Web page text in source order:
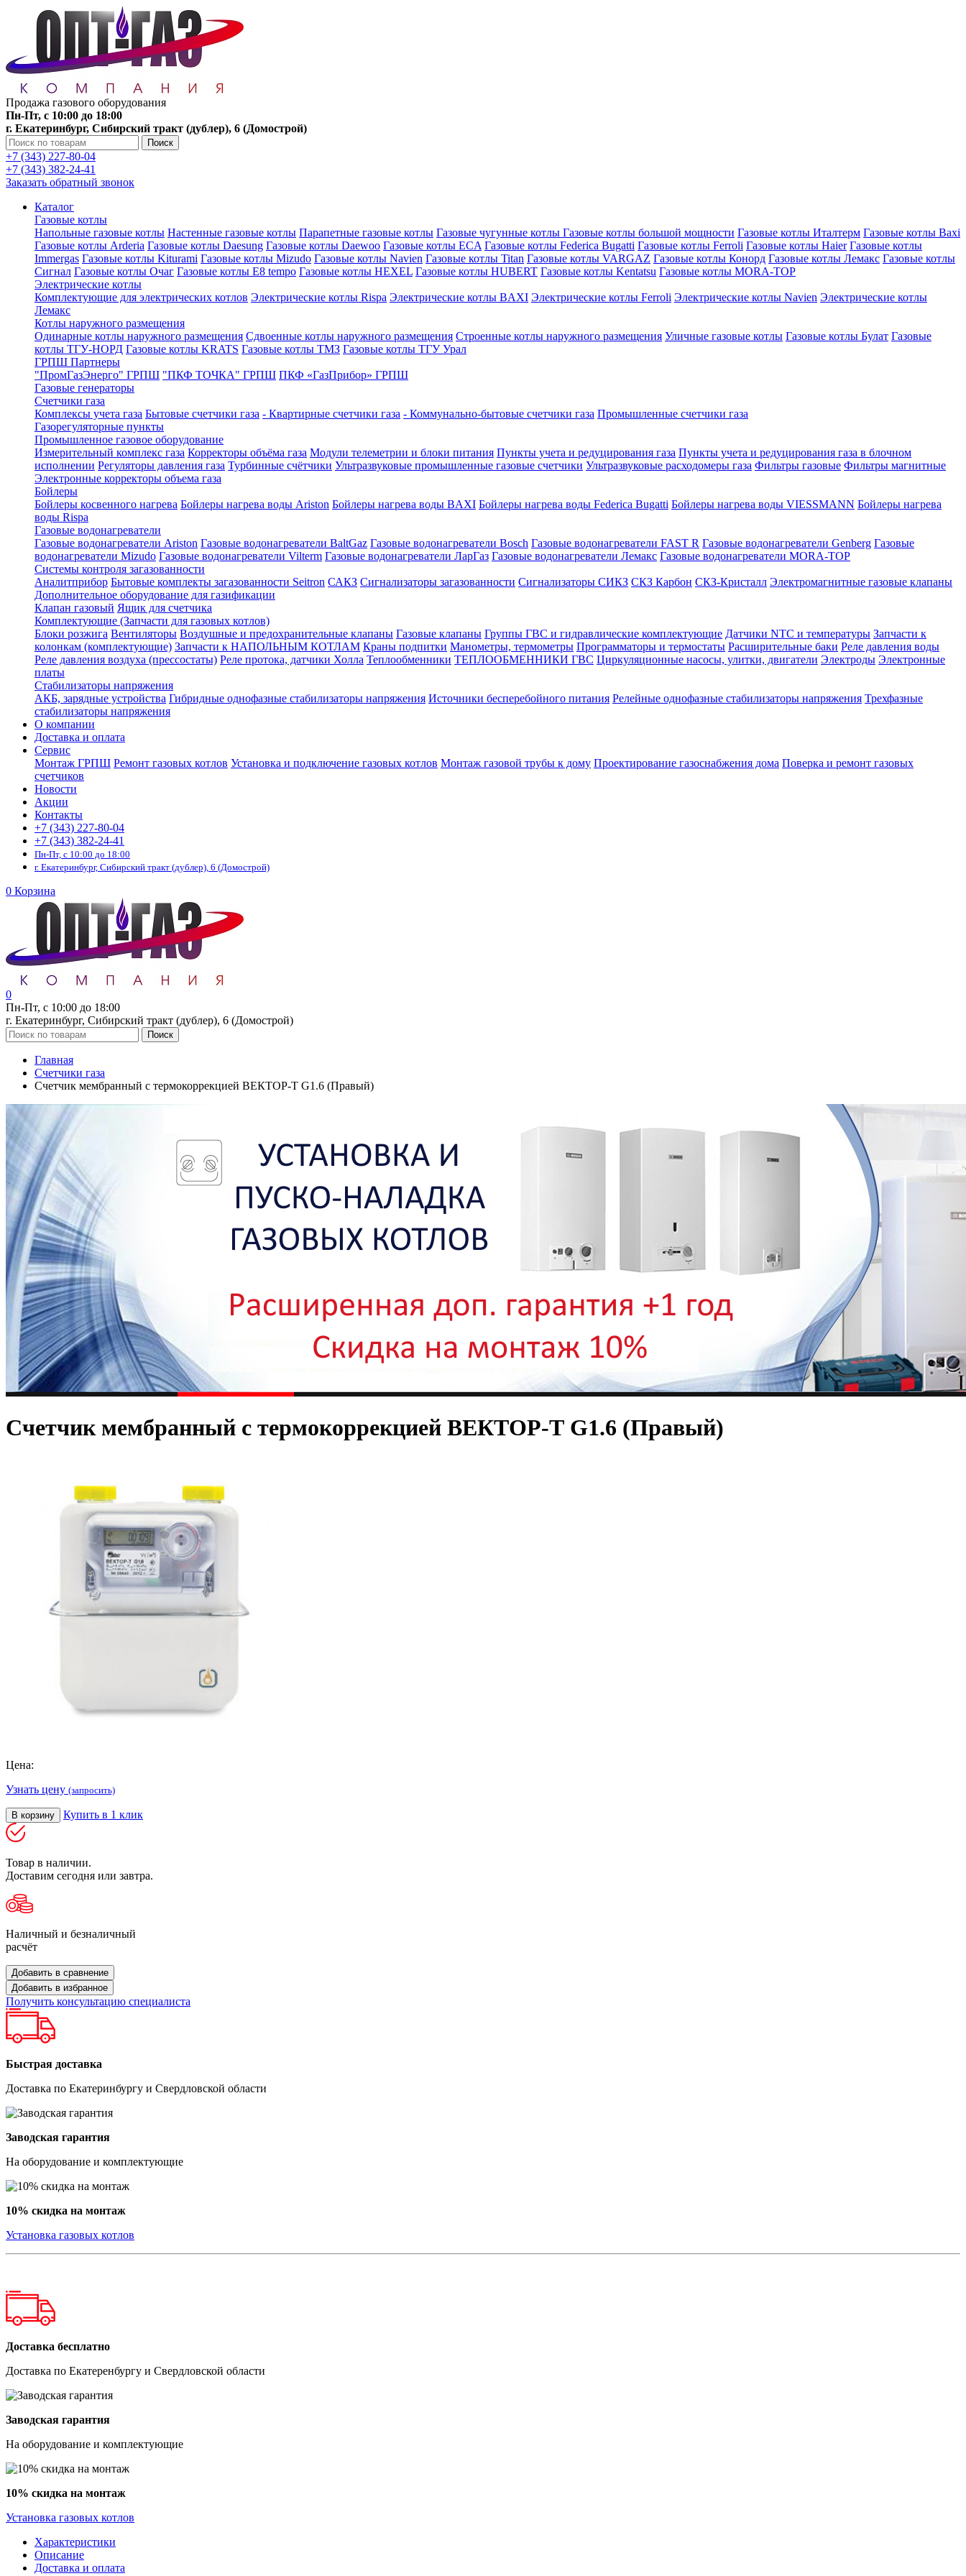
Продажа газового оборудования
Пн-Пт, с 10:00 до 18:00
г. Екатеринбург, Сибирский тракт (дублер), 6 (Домострой)
Поиск
+7 (343) 227-80-04
+7 (343) 382-24-41
Заказать обратный звонок
Каталог
Газовые котлы
Напольные газовые котлы Настенные газовые котлы Парапетные газовые котлы Газовые чугунные котлы Газовые котлы большой мощности Газовые котлы Италтерм Газовые котлы Baxi
Газовые котлы Arderia Газовые котлы Daesung Газовые котлы Daewoo Газовые котлы ECA Газовые котлы Federica Bugatti Газовые котлы Ferroli Газовые котлы Haier Газовые котлы
Immergas Газовые котлы Kiturami Газовые котлы Mizudo Газовые котлы Navien Газовые котлы Titan Газовые котлы VARGAZ Газовые котлы Конорд Газовые котлы Лемакс Газовые котлы
Сигнал Газовые котлы Очаг Газовые котлы E8 tempo Газовые котлы HEXEL Газовые котлы HUBERT Газовые котлы Kentatsu Газовые котлы MORA-TOP
Электрические котлы
Комплектующие для электрических котлов Электрические котлы Rispa Электрические котлы BAXI Электрические котлы Ferroli Электрические котлы Navien Электрические котлы
Лемакс
Котлы наружного размещения
Одинарные котлы наружного размещения Сдвоенные котлы наружного размещения Строенные котлы наружного размещения Уличные газовые котлы Газовые котлы Булат Газовые
котлы ТГУ-НОРД Газовые котлы KRATS Газовые котлы ТМЗ Газовые котлы ТГУ Урал
ГРПШ Партнеры
"ПромГазЭнерго" ГРПШ "ПКФ ТОЧКА" ГРПШ ПКФ «ГазПрибор» ГРПШ
Газовые генераторы
Счетчики газа
Комплексы учета газа Бытовые счетчики газа - Квартирные счетчики газа - Коммунально-бытовые счетчики газа Промышленные счетчики газа
Газорегуляторные пункты
Промышленное газовое оборудование
Измерительный комплекс газа Корректоры объёма газа Модули телеметрии и блоки питания Пункты учета и редуцирования газа Пункты учета и редуцирования газа в блочном
исполнении Регуляторы давления газа Турбинные счётчики Ультразвуковые промышленные газовые счетчики Ультразвуковые расходомеры газа Фильтры газовые Фильтры магнитные
Электронные корректоры объема газа
Бойлеры
Бойлеры косвенного нагрева Бойлеры нагрева воды Ariston Бойлеры нагрева воды BAXI Бойлеры нагрева воды Federica Bugatti Бойлеры нагрева воды VIESSMANN Бойлеры нагрева
воды Rispa
Газовые водонагреватели
Газовые водонагреватели Ariston Газовые водонагреватели BaltGaz Газовые водонагреватели Bosch Газовые водонагреватели FAST R Газовые водонагреватели Genberg Газовые
водонагреватели Mizudo Газовые водонагреватели Vilterm Газовые водонагреватели ЛарГаз Газовые водонагреватели Лемакс Газовые водонагреватели MORA-TOP
Системы контроля загазованности
Аналитприбор Бытовые комплекты загазованности Seitron САКЗ Сигнализаторы загазованности Сигнализаторы СИКЗ СКЗ Карбон СКЗ-Кристалл Электромагнитные газовые клапаны
Дополнительное оборудование для газификации
Клапан газовый Ящик для счетчика
Комплектующие (Запчасти для газовых котлов)
Блоки розжига Вентиляторы Воздушные и предохранительные клапаны Газовые клапаны Группы ГВС и гидравлические комплектующие Датчики NTC и температуры Запчасти к
колонкам (комплектующие) Запчасти к НАПОЛЬНЫМ КОТЛАМ Краны подпитки Манометры, термометры Программаторы и термостаты Расширительные баки Реле давления воды
Реле давления воздуха (прессостаты) Реле протока, датчики Холла Теплообменники ТЕПЛООБМЕННИКИ ГВС Циркуляционные насосы, улитки, двигатели Электроды Электронные
платы
Стабилизаторы напряжения
АКБ, зарядные устройства Гибридные однофазные стабилизаторы напряжения Источники бесперебойного питания Релейные однофазные стабилизаторы напряжения Трехфазные
стабилизаторы напряжения
О компании
Доставка и оплата
Сервис
Монтаж ГРПШ Ремонт газовых котлов Установка и подключение газовых котлов Монтаж газовой трубы к дому Проектирование газоснабжения дома Поверка и ремонт газовых
счетчиков
Новости
Акции
Контакты
+7 (343) 227-80-04
+7 (343) 382-24-41
Пн-Пт, с 10:00 до 18:00
г. Екатеринбург, Сибирский тракт (дублер), 6 (Домострой)
0 Корзина
0
Пн-Пт, с 10:00 до 18:00
г. Екатеринбург, Сибирский тракт (дублер), 6 (Домострой)
Поиск
Главная
Счетчики газа
Счетчик мембранный с термокоррекцией ВЕКТОР-Т G1.6 (Правый)
Счетчик мембранный с термокоррекцией ВЕКТОР-Т G1.6 (Правый)
Цена:
Узнать цену (запросить)
В корзину Купить в 1 клик
Товар в наличии.
Доставим сегодня или завтра.
Наличный и безналичный
расчёт
Добавить в сравнение
Добавить в избранное
Получить консультацию специалиста
Быстрая доставка
Доставка по Екатеринбургу и Свердловской области
Заводская гарантия
На оборудование и комплектующие
10% скидка на монтаж
Установка газовых котлов
Доставка бесплатно
Доставка по Екатеренбургу и Свердловской области
Заводская гарантия
На оборудование и комплектующие
10% скидка на монтаж
Установка газовых котлов
Характеристики
Описание
Доставка и оплата